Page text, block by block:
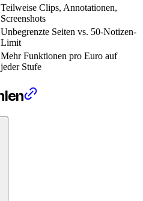
Teilweise Clips, Annotationen,
Screenshots
Unbegrenzte Seiten vs. 50-Notizen-
Limit
Mehr Funktionen pro Euro auf
jeder Stufe